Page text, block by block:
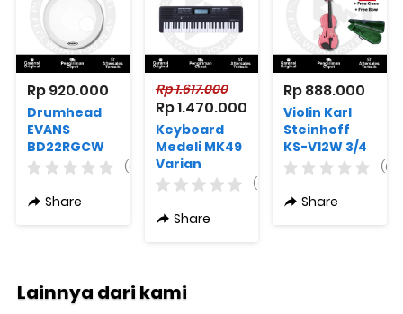
Rp 920.000
Drumhead
EVANS
BD22RGCW
EQ3
Coated
(0)
Share
Rp 1.617.000
Rp 1.470.000
Keyboard
Medeli MK49
Varian
Warna
(0)
Share
Rp 888.000
Violin Karl
Steinhoff
KS-V12W 3/4
Varian
Bow + Free
(0)
Share
Lainnya dari kami